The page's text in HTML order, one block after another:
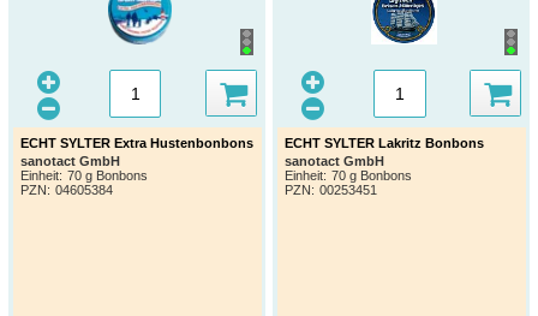
ECHT SYLTER Extra Hustenbonbons
sanotact GmbH
Einheit: 70 g Bonbons
PZN : 04605384
ECHT SYLTER Lakritz Bonbons
sanotact GmbH
Einheit: 70 g Bonbons
PZN : 00253451